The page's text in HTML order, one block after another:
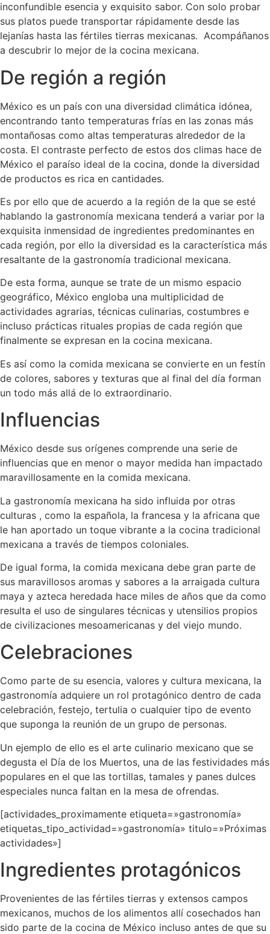
inconfundible esencia y exquisito sabor. Con solo probar
sus platos puede transportar rápidamente desde las
lejanías hasta las fértiles tierras mexicanas. Acompáñanos
a descubrir lo mejor de la cocina mexicana.
De región a región
México es un país con una diversidad climática idónea,
encontrando tanto temperaturas frías en las zonas más
montañosas como altas temperaturas alrededor de la
costa. El contraste perfecto de estos dos climas hace de
México el paraíso ideal de la cocina, donde la diversidad
de productos es rica en cantidades.
Es por ello que de acuerdo a la región de la que se esté
hablando la gastronomía mexicana tenderá a variar por la
exquisita inmensidad de ingredientes predominantes en
cada región, por ello la diversidad es la característica más
resaltante de la gastronomía tradicional mexicana.
De esta forma, aunque se trate de un mismo espacio
geográfico, México engloba una multiplicidad de
actividades agrarias, técnicas culinarias, costumbres e
incluso prácticas rituales propias de cada región que
finalmente se expresan en la cocina mexicana.
Es así como la comida mexicana se convierte en un festín
de colores, sabores y texturas que al final del día forman
un todo más allá de lo extraordinario.
Influencias
México desde sus orígenes comprende una serie de
influencias que en menor o mayor medida han impactado
maravillosamente en la comida mexicana.
La gastronomía mexicana ha sido influida por otras
culturas , como la española, la francesa y la africana que
le han aportado un toque vibrante a la cocina tradicional
mexicana a través de tiempos coloniales.
De igual forma, la comida mexicana debe gran parte de
sus maravillosos aromas y sabores a la arraigada cultura
maya y azteca heredada hace miles de años que da como
resulta el uso de singulares técnicas y utensilios propios
de civilizaciones mesoamericanas y del viejo mundo.
Celebraciones
Como parte de su esencia, valores y cultura mexicana, la
gastronomía adquiere un rol protagónico dentro de cada
celebración, festejo, tertulia o cualquier tipo de evento
que suponga la reunión de un grupo de personas.
Un ejemplo de ello es el arte culinario mexicano que se
degusta el Día de los Muertos, una de las festividades más
populares en el que las tortillas, tamales y panes dulces
especiales nunca faltan en la mesa de ofrendas.
[actividades_proximamente etiqueta=»gastronomía»
etiquetas_tipo_actividad=»gastronomía» titulo=»Próximas
actividades»]
Ingredientes protagónicos
Provenientes de las fértiles tierras y extensos campos
mexicanos, muchos de los alimentos allí cosechados han
sido parte de la cocina de México incluso antes de que su